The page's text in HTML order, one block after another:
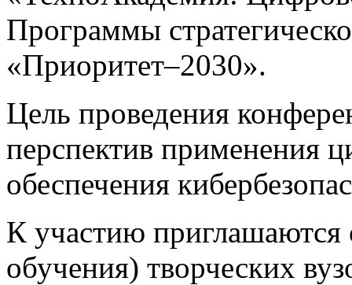
Программы
«Приоритет–2030».
Цель проведения
перспектив применения
обеспечения
К участию приглашаются
обучения) творческих